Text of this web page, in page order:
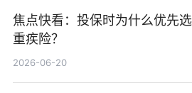
焦点快看：投保时为什么优先选
重疾险？
2026-06-20